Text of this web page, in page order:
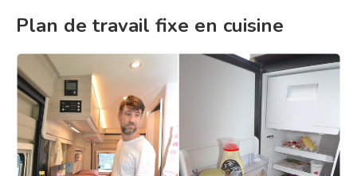
Plan de travail fixe en cuisine